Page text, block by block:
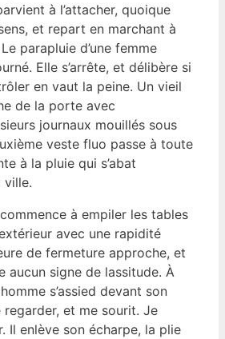
à l’attacher, quoique
et repart en marchant à
parapluie d’une femme
Elle s’arrête, et délibère si
en vaut la peine. Un vieil
de la porte avec
journaux mouillés sous
veste fluo passe à toute
à la pluie qui s’abat
ville.
à empiler les tables
avec une rapidité
de fermeture approche, et
aucun signe de lassitude. À
s’assied devant son
et me sourit. Je
Il enlève son écharpe, la plie